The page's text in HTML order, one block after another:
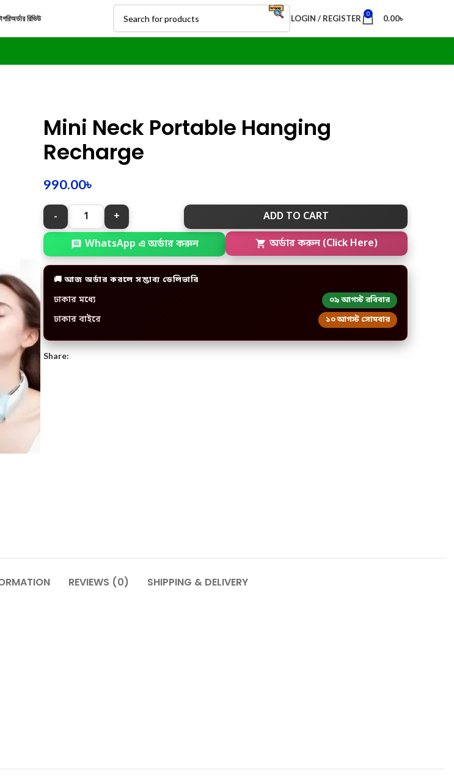
অর্ডার রিভিউ LOGIN / REGISTER 0 0.00৳
Mini Neck Portable Hanging
Recharge
990.00৳
ADD TO CART
WhatsApp এ অর্ডার করুন অর্ডার করুন (Click Here)
🚚 আজ অর্ডার করলে সম্ভাব্য ডেলিভারি
ঢাকার মধ্যে ০৯ আগস্ট রবিবার
ঢাকার বাইরে ১০ আগস্ট সোমবার
Share:
REVIEWS (0) SHIPPING & DELIVERY